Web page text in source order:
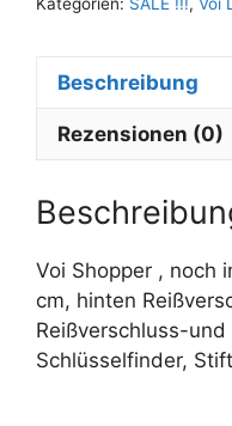
t
e
Beschreibung
Rezensionen (0)
Voi Shopper , noch
cm, hinten
Reißverschluss-
Schlüsselfinder,